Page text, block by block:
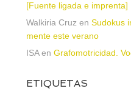
[Fuente ligada e imprenta]
Walkiria Cruz en Sudokus
mente este verano
ISAen Grafomotricidad.
ETIQUETAS